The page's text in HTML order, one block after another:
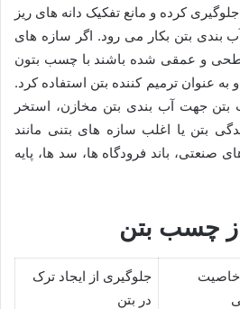
کرده و مانع تفکیک دانه های ریز
بتن بکار می رود. اگر سازه های
و عمقی شده باشند با چسب بتون
به عنوان ترمیم کننده بتن استفاده کرد.
بتن جهت آب بندی بتن مخازن، استخر
بتن یا اغلب سازه های بتنی مانند
صنعتی، باند فرودگاه ها، سد ها، پایه
چسب بتن
خاصیت
جلوگیری از ایجاد ترک
در بتن